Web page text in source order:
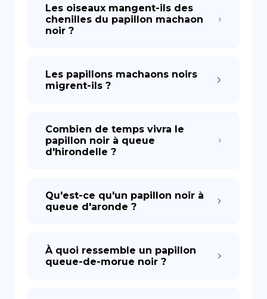
Les oiseaux mangent-ils des
chenilles du papillon machaon
noir ?
Les papillons machaons noirs
migrent-ils ?
Combien de temps vivra le
papillon noir à queue
d'hirondelle ?
Qu'est-ce qu'un papillon noir à
queue d'aronde ?
À quoi ressemble un papillon
queue-de-morue noir ?